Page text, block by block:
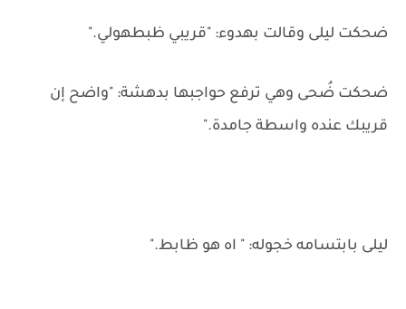
ضحكت ليلى وقالت بهدوء: "قريبي ظبطهولي."
ضحكت ضُحى وهي ترفع حواجبها بدهشة: "واضح إن
قريبك عنده واسطة جامدة."
ليلى بابتسامه خجوله: " اه هو ظابط."